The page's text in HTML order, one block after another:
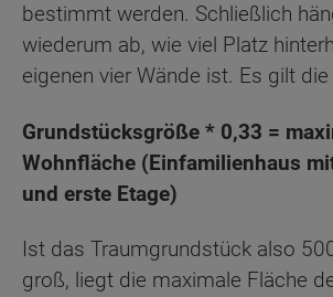
bestimmt werden. Schließlich
wiederum ab, wie viel Platz
eigenen vier Wände ist. Es gilt
Grundstücksgröße * 0,33 =
Wohnfläche (Einfamilienhaus
und erste Etage)
Ist das Traumgrundstück also
groß, liegt die maximale Fläche